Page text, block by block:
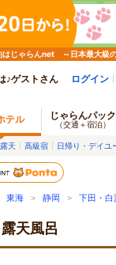
はじゃらんnet ～日本最大級
♪ゲストさん ログイン
テル じゃらんパック
（交通＋宿泊）
天 高級宿 日帰り・デイユ
東海 > 静岡 > 下田・白
天風呂